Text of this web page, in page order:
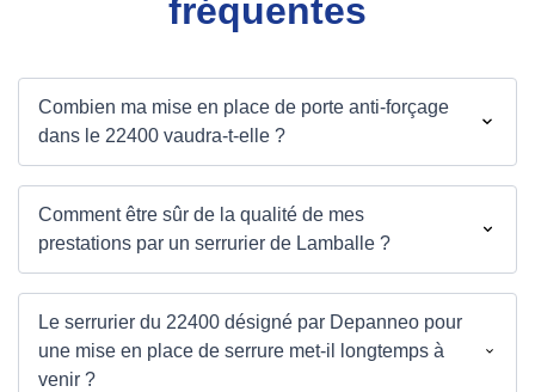
fréquentes
Combien ma mise en place de porte anti-forçage
dans le 22400 vaudra-t-elle ?
Comment être sûr de la qualité de mes
prestations par un serrurier de Lamballe ?
Le serrurier du 22400 désigné par Depanneo pour
une mise en place de serrure met-il longtemps à
venir ?